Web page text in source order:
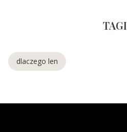
TAGI
dlaczego len